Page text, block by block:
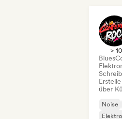
>
Blues
über
Noise